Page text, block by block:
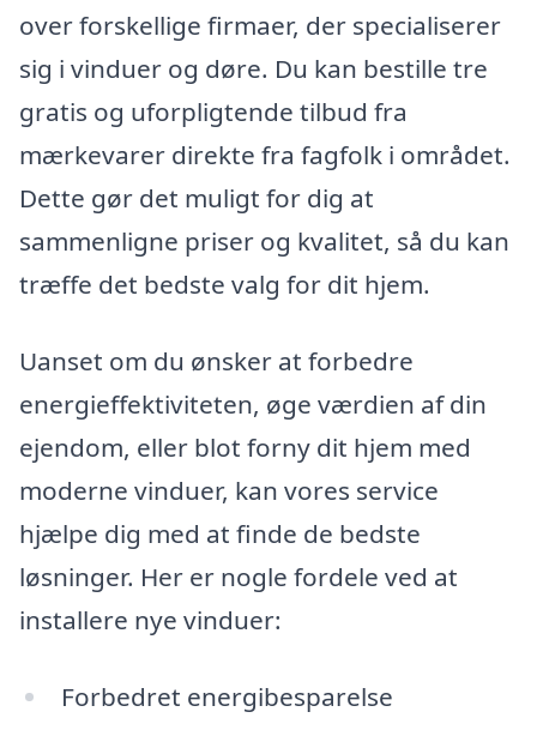
over forskellige firmaer, der specialiserer
sig i vinduer og døre. Du kan bestille tre
gratis og uforpligtende tilbud fra
mærkevarer direkte fra fagfolk i området.
Dette gør det muligt for dig at
sammenligne priser og kvalitet, så du kan
træffe det bedste valg for dit hjem.
Uanset om du ønsker at forbedre
energieffektiviteten, øge værdien af din
ejendom, eller blot forny dit hjem med
moderne vinduer, kan vores service
hjælpe dig med at finde de bedste
løsninger. Her er nogle fordele ved at
installere nye vinduer:
Forbedret energibesparelse